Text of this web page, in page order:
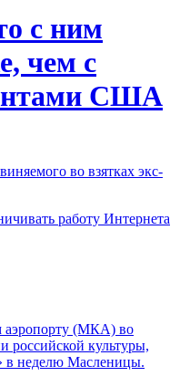
с ним
чем с
США
во взятках экс-
работу Интернета